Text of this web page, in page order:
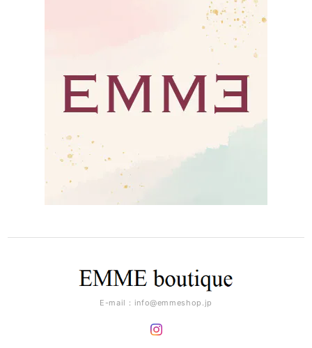
E-mail： info@emmeshop.jp